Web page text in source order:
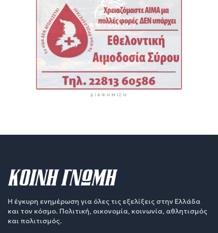
ΔΙΑΦΉΜΙΣΗ
Η έγκυρη ενημέρωση για όλες τις εξελίξεις στην Ελλάδα
και τον κόσμο. Πολιτική, οικονομία, κοινωνία, αθλητισμός
και πολιτισμός.